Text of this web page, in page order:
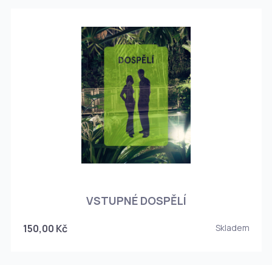
VSTUPNÉ DOSPĚLÍ
150,00 Kč Skladem